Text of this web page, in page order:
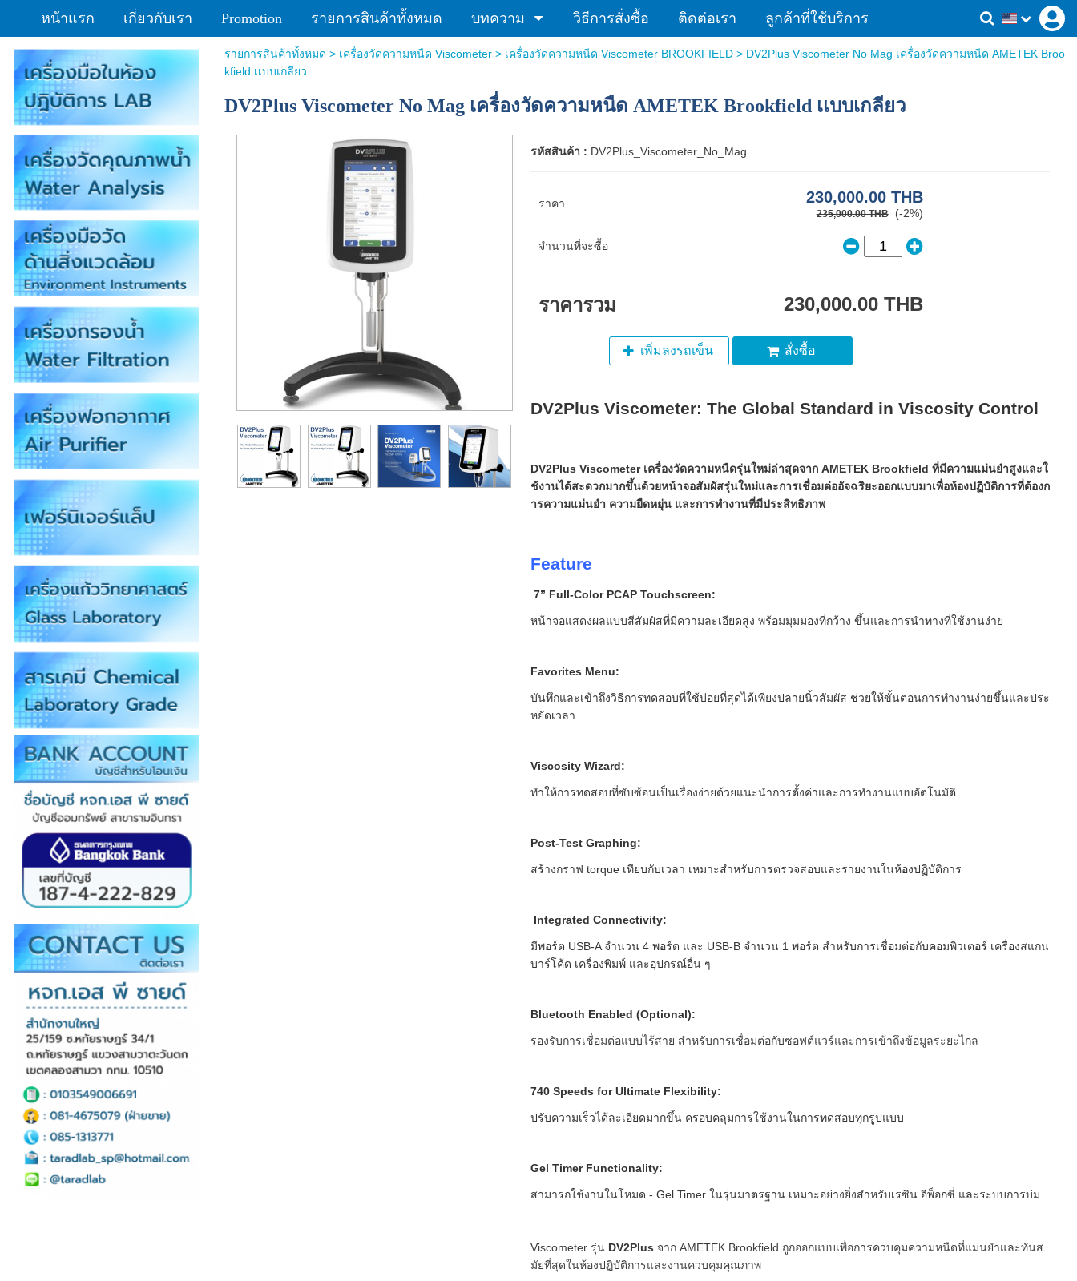
หน้าแรก เกี่ยวกับเรา Promotion รายการสินค้าทั้งหมด บทความ วิธีการสั่งซื้อ ติดต่อเรา ลูกค้าที่ใช้บริการ
รายการสินค้าทั้งหมด > เครื่องวัดความหนืด Viscometer> เครื่องวัดความหนืด Viscometer BROOKFIELD> DV2Plus Viscometer No Mag เครื่องวัดความหนืด AMETEK Broo
kfield เเบบเกลียว
DV2Plus Viscometer No Mag เครื่องวัดความหนืด AMETEK Brookfield เเบบเกลียว
รหัสสินค้า : DV2Plus_Viscometer_No_Mag
ราคา 230,000.00 THB
235,000.00 THB (-2%)
จำนวนที่จะซื้อ
ราคารวม 230,000.00 THB
เพิ่มลงรถเข็น สั่งซื้อ
DV2Plus Viscometer: The Global Standard in Viscosity Control
DV2Plus Viscometer เครื่องวัดความหนืดรุ่นใหม่ล่าสุดจาก AMETEK Brookfield ที่มีความแม่นยำสูงและใ
ช้งานได้สะดวกมากขึ้นด้วยหน้าจอสัมผัสรุ่นใหม่และการเชื่อมต่ออัจฉริยะออกแบบมาเพื่อห้องปฏิบัติการที่ต้องก
ารความแม่นยำ ความยืดหยุ่น และการทำงานที่มีประสิทธิภาพ
Feature
7” Full-Color PCAP Touchscreen:
หน้าจอแสดงผลแบบสีสัมผัสที่มีความละเอียดสูง พร้อมมุมมองที่กว้าง ขึ้นและการนำทางที่ใช้งานง่าย
Favorites Menu:
บันทึกและเข้าถึงวิธีการทดสอบที่ใช้บ่อยที่สุดได้เพียงปลายนิ้วสัมผัส ช่วยให้ขั้นตอนการทำงานง่ายขึ้นและประ
หยัดเวลา
Viscosity Wizard:
ทำให้การทดสอบที่ซับซ้อนเป็นเรื่องง่ายด้วยแนะนำการตั้งค่าและการทำงานแบบอัตโนมัติ
Post-Test Graphing:
สร้างกราฟ torque เทียบกับเวลา เหมาะสำหรับการตรวจสอบและรายงานในห้องปฏิบัติการ
Integrated Connectivity:
มีพอร์ต USB-A จำนวน 4 พอร์ต และ USB-B จำนวน 1 พอร์ต สำหรับการเชื่อมต่อกับคอมพิวเตอร์ เครื่องสแกน
บาร์โค้ด เครื่องพิมพ์ และอุปกรณ์อื่น ๆ
Bluetooth Enabled (Optional):
รองรับการเชื่อมต่อแบบไร้สาย สำหรับการเชื่อมต่อกับซอฟต์แวร์และการเข้าถึงข้อมูลระยะไกล
740 Speeds for Ultimate Flexibility:
ปรับความเร็วได้ละเอียดมากขึ้น ครอบคลุมการใช้งานในการทดสอบทุกรูปแบบ
Gel Timer Functionality:
สามารถใช้งานในโหมด - Gel Timer ในรุ่นมาตรฐาน เหมาะอย่างยิ่งสำหรับเรซิน อีพ็อกซี่ และระบบการบ่ม
Viscometer รุ่น DV2Plus จาก AMETEK Brookfield ถูกออกแบบเพื่อการควบคุมความหนืดที่แม่นยำและทันส
มัยที่สุดในห้องปฏิบัติการและงานควบคุมคุณภาพ